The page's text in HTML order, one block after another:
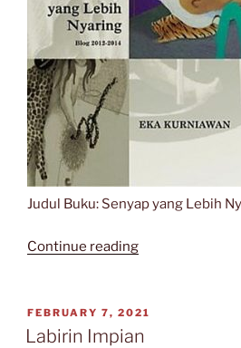
Judul Buku: Senyap yang Lebih
Continue reading“Mengikuti
Eka
Kurniawan
POSTED
ON
FEBRUARY 7, 2021
Labirin Impian